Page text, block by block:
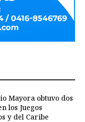
Mayora obtuvo dos
los Juegos
y del Caribe